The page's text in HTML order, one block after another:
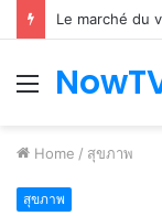
Le marché du
Menu
Home / สุขภาพ
สุขภาพ